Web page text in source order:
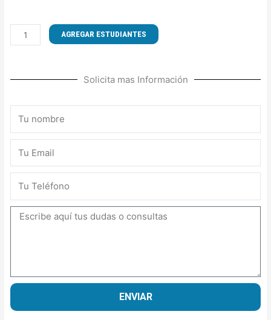
CURSO
DE
AGREGAR ESTUDIANTES
Solicita mas Información
Mensaje
ENVIAR